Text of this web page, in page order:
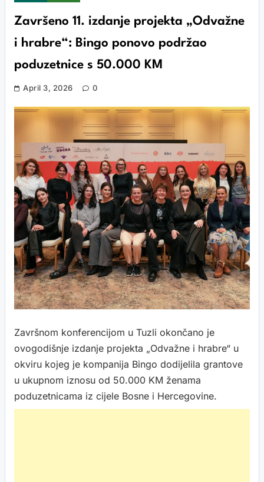
Završeno 11. izdanje projekta „Odvažne
i hrabre“: Bingo ponovo podržao
poduzetnice s 50.000 KM
April 3, 2026 0
Završnom konferencijom u Tuzli okončano je
ovogodišnje izdanje projekta „Odvažne i hrabre“ u
okviru kojeg je kompanija Bingo dodijelila grantove
u ukupnom iznosu od 50.000 KM ženama
poduzetnicama iz cijele Bosne i Hercegovine.